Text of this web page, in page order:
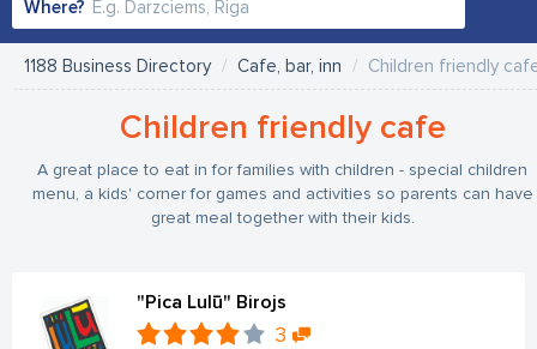
Where?
1188 Business Directory Cafe, bar, inn Children friendly
Children friendly cafe
A great place to eat in for families with children - special children
menu, a kids' corner for games and activities so parents can have
great meal together with their kids.
"Pica Lulū" Birojs
3